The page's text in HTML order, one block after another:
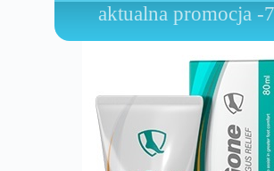
aktualna promocja -